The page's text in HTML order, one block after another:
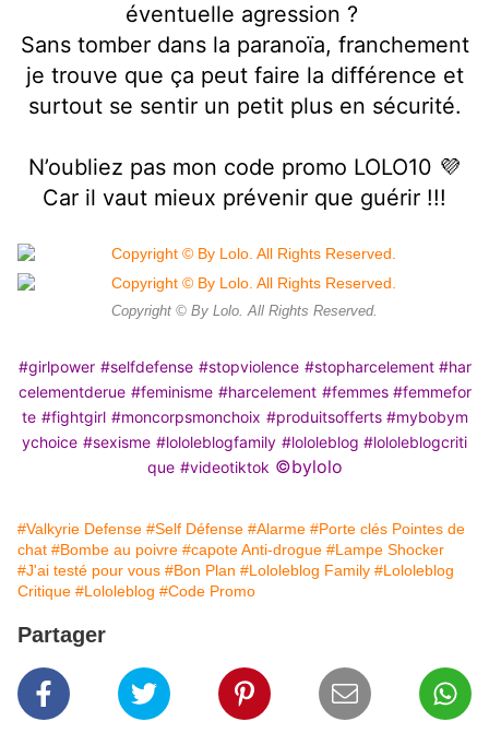
éventuelle agression ?
Sans tomber dans la paranoïa, franchement
je trouve que ça peut faire la différence et
surtout se sentir un petit plus en sécurité.
N’oubliez pas mon code promo LOLO10 💜
Car il vaut mieux prévenir que guérir !!!
Copyright © By Lolo. All Rights Reserved.
#girlpower #selfdefense #stopviolence #stopharcelement #har
celementderue #feminisme #harcelement #femmes #femmefor
te #fightgirl #moncorpsmonchoix #produitsofferts #mybobym
ychoice #sexisme #lololeblogfamily #lololeblog #lololeblogcriti
que #videotiktok©️bylolo
#Valkyrie Defense #Self Défense #Alarme #Porte clés Pointes de
chat #Bombe au poivre #capote Anti-drogue #Lampe Shocker
#J'ai testé pour vous #Bon Plan #Lololeblog Family #Lololeblog
Critique #Lololeblog #Code Promo
Partager